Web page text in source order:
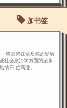
加书签
云鹤在俞启威的影响
社会政治学方面的进步
情日 益高涨。